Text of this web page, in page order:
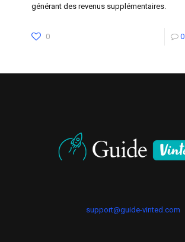
générant des revenus supplémentaires.
0 0
support@guide-vinted.com